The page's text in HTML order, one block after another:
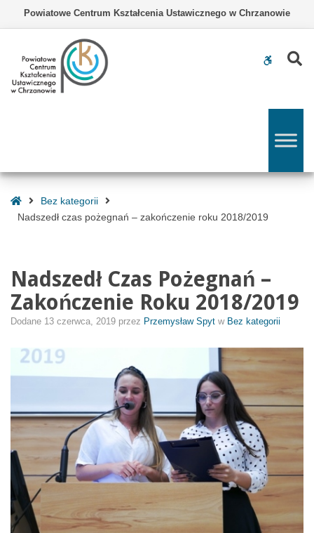
pożegnań
zakończenie
Powiatowe Centrum Kształcenia Ustawicznego w Chrzanowie
WCAG
Strona
Główna
Bez kategorii
Nadszedł czas pożegnań – zakończenie roku 2018/2019
Nadszedł Czas Pożegnań –
Zakończenie Roku 2018/2019
Dodane 13 czerwca, 2019 przez Przemysław Spyt w Bez kategorii